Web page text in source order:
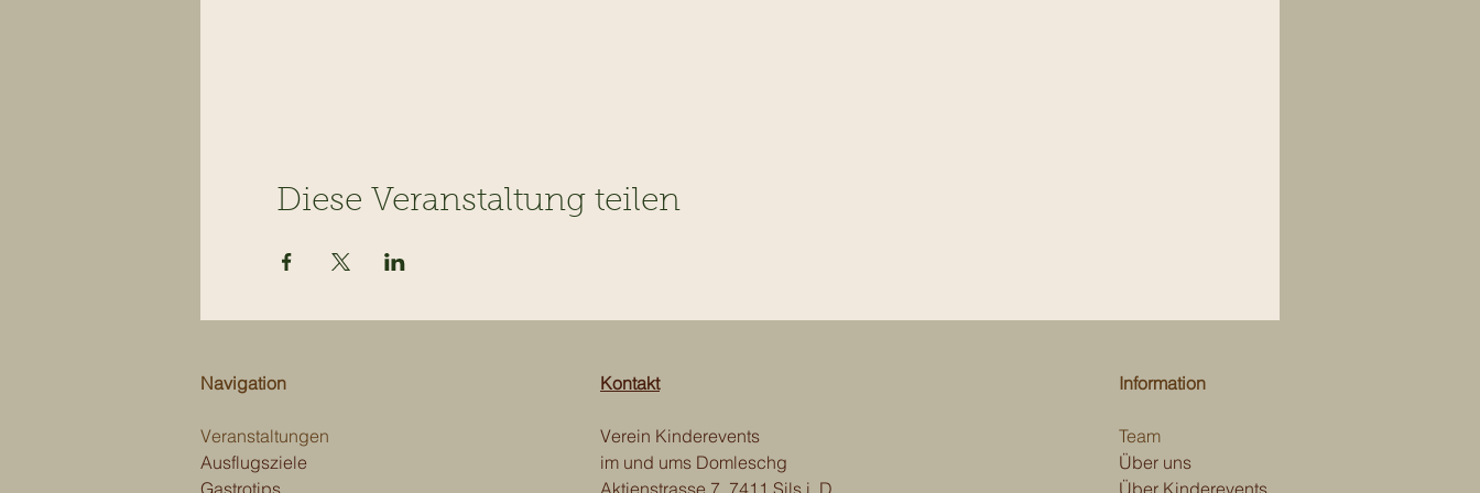
Diese Veranstaltung teilen
Navigation
Veranstaltungen
Ausflugsziele
Gastrotips
Kontakt
Verein Kinderevents
im und ums Domleschg
Aktienstrasse 7, 7411 Sils i. D.
Information
Team
Über uns
Über Kinderevents